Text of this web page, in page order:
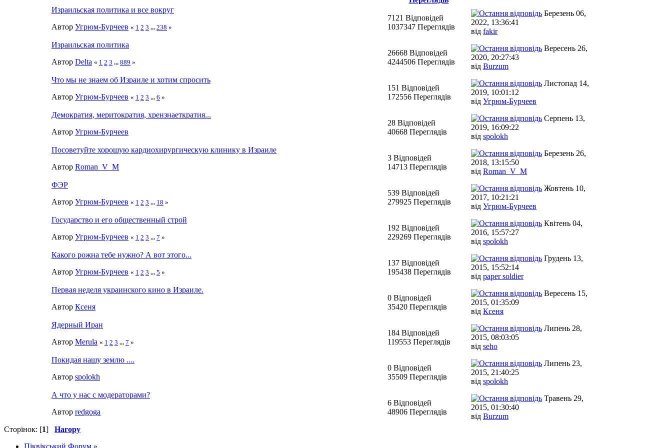
Израильская политика и все вокруг
Автор Угрюм-Бурчеев « 1 2 3 ... 238 »
7121 Відповідей
1037347 Переглядів
Березень 06,
2022, 13:36:41
від fakir
Израильская политика
Автор Delta « 1 2 3 ... 889 »
26668 Відповідей
4244506 Переглядів
Вересень 26,
2020, 20:27:43
від Burzum
Что мы не знаем об Израиле и хотим спросить
Автор Угрюм-Бурчеев « 1 2 3 ... 6 »
151 Відповідей
172556 Переглядів
Листопад 14,
2019, 10:01:12
від Угрюм-Бурчеев
Демократия, меритократия, хрензнаеткратия...
Автор Угрюм-Бурчеев
28 Відповідей
40668 Переглядів
Серпень 13,
2019, 16:09:22
від spolokh
Посоветуйте хорошую кардиохирургическую клинику в Израиле
Автор Roman_V_M
3 Відповідей
14713 Переглядів
Березень 26,
2018, 13:15:50
від Roman_V_M
ФЭР
Автор Угрюм-Бурчеев « 1 2 3 ... 18 »
539 Відповідей
279925 Переглядів
Жовтень 10,
2017, 10:21:21
від Угрюм-Бурчеев
Государство и его общественный строй
Автор Угрюм-Бурчеев « 1 2 3 ... 7 »
192 Відповідей
229269 Переглядів
Квітень 04,
2016, 15:57:27
від spolokh
Какого рожна тебе нужно? А вот этого...
Автор Угрюм-Бурчеев « 1 2 3 ... 5 »
137 Відповідей
195438 Переглядів
Грудень 13,
2015, 15:52:14
від paper soldier
Первая неделя украинского кино в Израиле.
Автор Ксеня
0 Відповідей
35420 Переглядів
Вересень 15,
2015, 01:35:09
від Ксеня
Ядерный Иран
Автор Merula « 1 2 3 ... 7 »
184 Відповідей
119553 Переглядів
Липень 28,
2015, 08:03:05
від seho
Покидая нашу землю ....
Автор spolokh
0 Відповідей
35509 Переглядів
Липень 23,
2015, 21:40:25
від spolokh
А что у нас с модераторами?
Автор redgoga
6 Відповідей
48906 Переглядів
Травень 29,
2015, 01:30:40
від Burzum
Сторінок: [1] Нагору
Піквікський Форум »